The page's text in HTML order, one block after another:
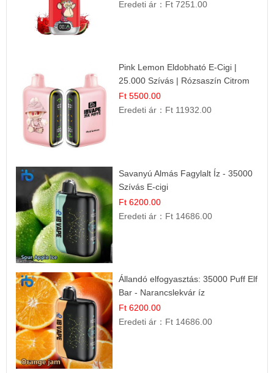
Eredeti ár： Ft 7251.00
Pink Lemon Eldobható E-Cigi |
25.000 Szívás | Rózsaszín Citrom
Íz
Ft 5500.00
Eredeti ár： Ft 11932.00
Savanyú Almás Fagylalt Íz - 35000
Szívás E-cigi
Ft 6200.00
Eredeti ár： Ft 14686.00
Állandó elfogyasztás: 35000 Puff Elf
Bar - Narancslekvár íz
Ft 6200.00
Eredeti ár： Ft 14686.00